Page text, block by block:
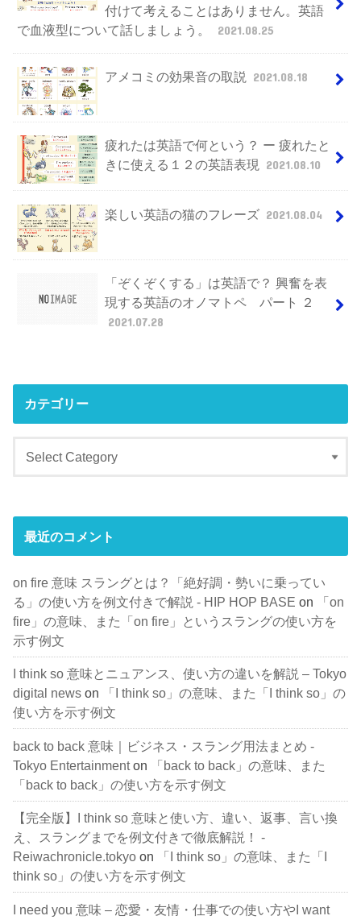
付けて考えることはありません。英語
で血液型について話しましょう。
2021.08.25
アメコミの効果音の取説 2021.08.18
疲れたは英語で何という？ ー 疲れたと
きに使える１２の英語表現
2021.08.10
楽しい英語の猫のフレーズ 2021.08.04
「ぞくぞくする」は英語で？ 興奮を表
現する英語のオノマトペ パート ２
2021.07.28
カテゴリー
最近のコメント
on fire 意味 スラングとは？「絶好調・勢いに乗ってい
る」の使い方を例文付きで解説 - HIP HOP BASE on
「on
fire」の意味、また「on fire」というスラングの使い方を
示す例文
I think so 意味とニュアンス、使い方の違いを解説 – Tokyo
digital news on
「I think so」の意味、また「I think so」の
使い方を示す例文
back to back 意味｜ビジネス・スラング用法まとめ -
Tokyo Entertainmenton
「back to back」の意味、また
「back to back」の使い方を示す例文
【完全版】I think so 意味と使い方、違い、返事、言い換
え、スラングまでを例文付きで徹底解説！ -
Reiwachronicle.tokyo on
「I think so」の意味、また「I
think so」の使い方を示す例文
I need you 意味 – 恋愛・友情・仕事での使い方やI want